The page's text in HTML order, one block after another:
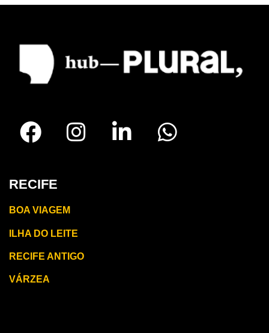
RECIFE
BOA VIAGEM
ILHA DO LEITE
RECIFE ANTIGO
VÁRZEA